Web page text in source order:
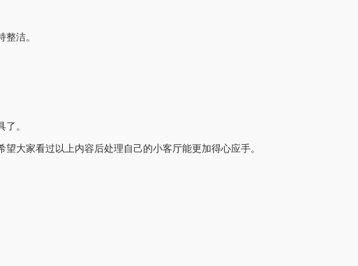
洁。
。
大家看过以上内容后处理自己的小客厅能更加得心应手。